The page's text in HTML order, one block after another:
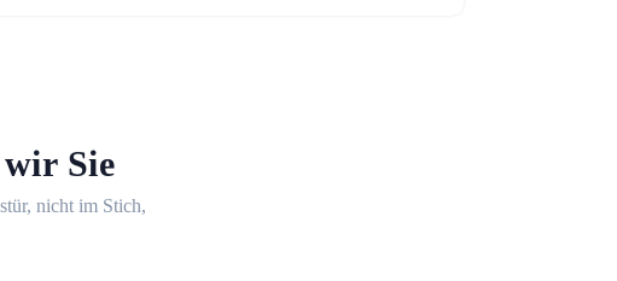
Sie
nicht im Stich,